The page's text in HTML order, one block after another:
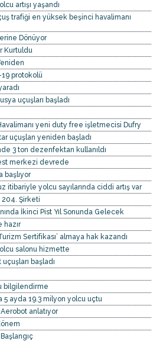
artışı yaşandı
trafiği en yüksek beşinci havalimanı
Dönüyor
Kurtuldu
protokolü
uçuşları başladı
yeni duty free işletmecisi Dufry
uçuşlan yeniden başladı
3 ton dezenfektan kullanıldı
merkezi devrede
başlıyor
itibariyle yolcu sayılarında ciddi artış var
204. Şirketi
İkinci Pist Yıl Sonunda Gelecek
hazır
Sertifikası’ almaya hak kazandı
salonu hizmette
başladı
bilgilendirme
5 ayda 19.3 milyon yolcu uçtu
anlatıyor